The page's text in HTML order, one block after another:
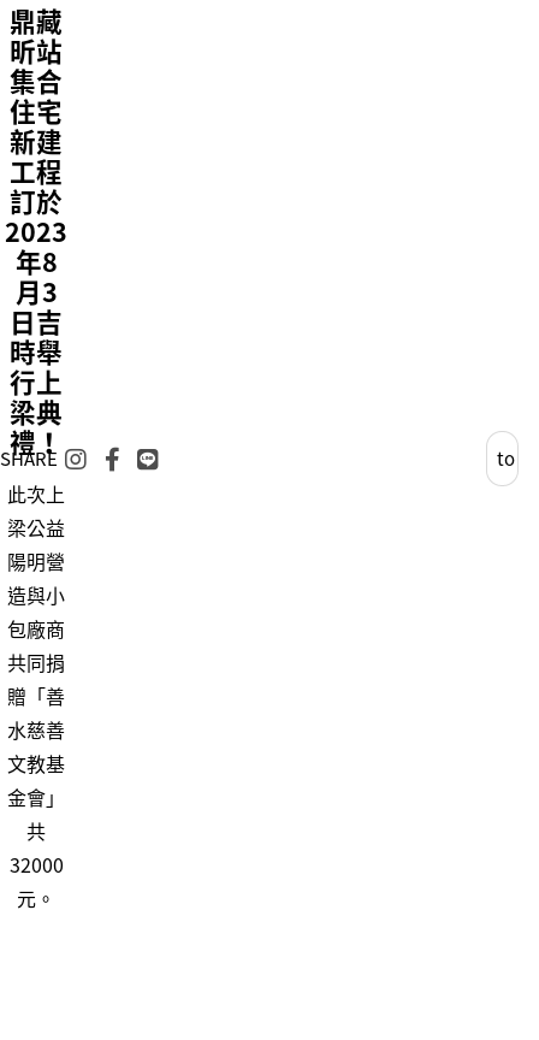
SHARE
鼎藏
昕站
集合
住宅
新建
工程
訂於
2023
年8
月3
日吉
時舉
行上
梁典
禮！
此次上
梁公益
陽明營
造與小
包廠商
共同捐
贈「善
水慈善
文教基
金會」
共
32000
元。
to